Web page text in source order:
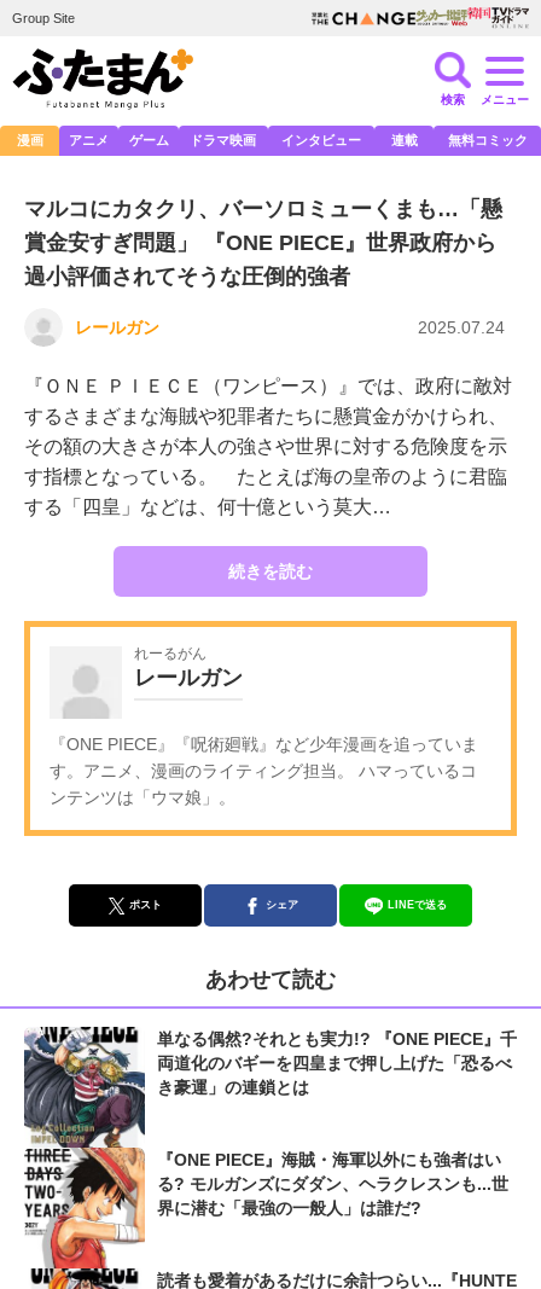
Group Site
検索 メニュー
漫画 アニメ ゲーム ドラマ映画 インタビュー 連載 無料コミック
マルコにカタクリ、バーソロミューくまも…「懸
賞金安すぎ問題」 『ONE PIECE』世界政府から
過小評価されてそうな圧倒的強者
レールガン 2025.07.24
『ＯＮＥ ＰＩＥＣＥ（ワンピース）』では、政府に敵対
するさまざまな海賊や犯罪者たちに懸賞金がかけられ、
その額の大きさが本人の強さや世界に対する危険度を示
す指標となっている。 たとえば海の皇帝のように君臨
する「四皇」などは、何十億という莫大…
続きを読む
れーるがん
レールガン
『ONE PIECE』『呪術廻戦』など少年漫画を追っていま
す。アニメ、漫画のライティング担当。 ハマっているコ
ンテンツは「ウマ娘」。
ポスト シェア LINEで送る
あわせて読む
単なる偶然?それとも実力!? 『ONE PIECE』千
両道化のバギーを四皇まで押し上げた「恐るべ
き豪運」の連鎖とは
『ONE PIECE』海賊・海軍以外にも強者はい
る? モルガンズにダダン、ヘラクレスンも...世
界に潜む「最強の一般人」は誰だ?
読者も愛着があるだけに余計つらい...『HUNTE